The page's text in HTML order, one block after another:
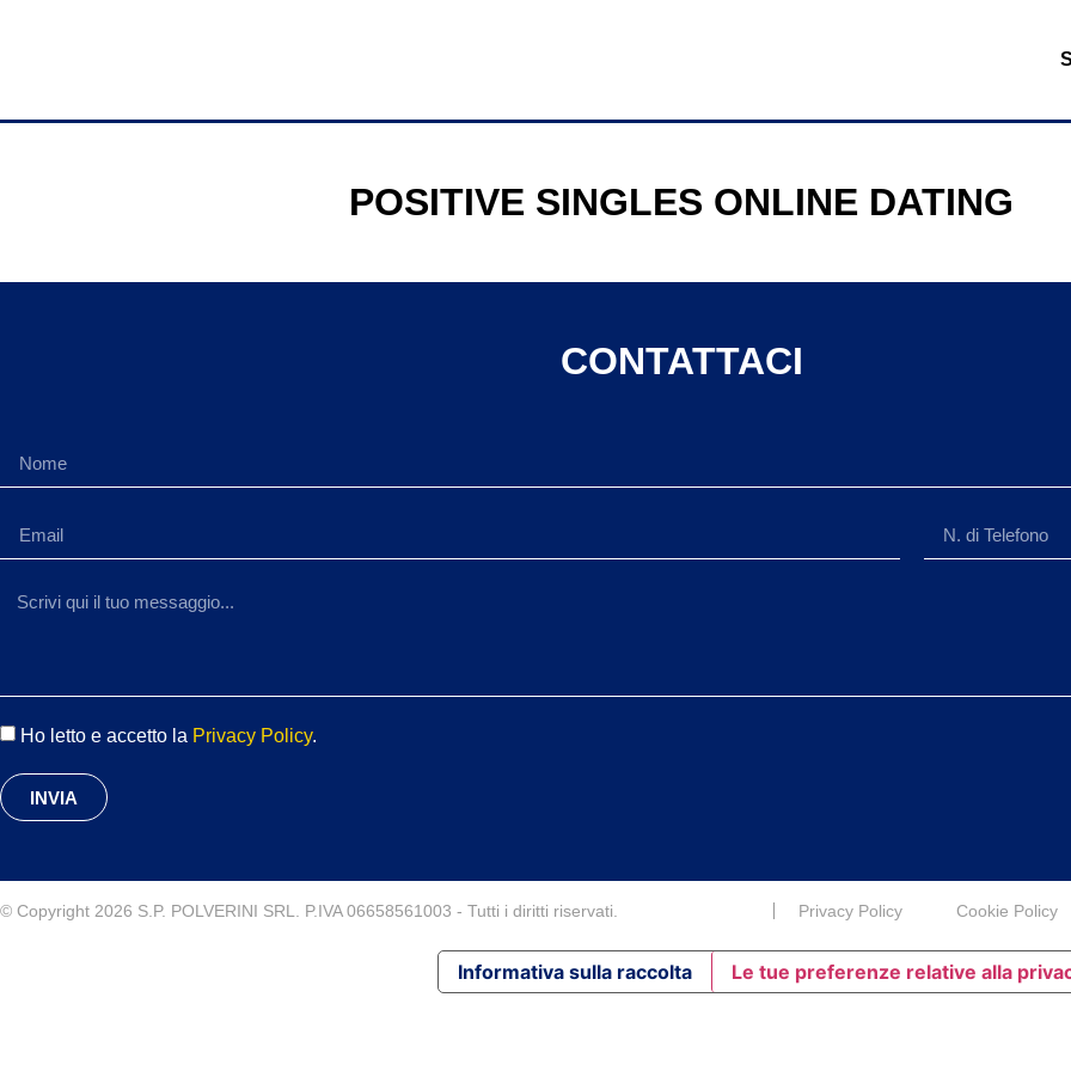
POSITIVE SINGLES ONLINE DATING
CONTATTACI
Ho letto e accetto la Privacy Policy.
INVIA
© Copyright 2026 S.P. POLVERINI SRL. P.IVA 06658561003 - Tutti i diritti riservati. Privacy Policy Cookie Policy
Informativa sulla raccolta Le tue preferenze relative alla